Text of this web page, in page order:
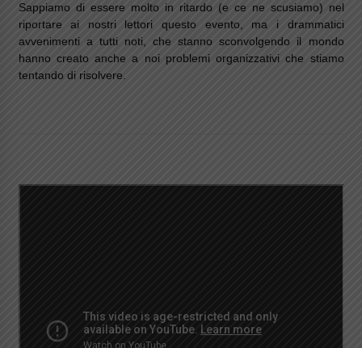
Sappiamo di essere molto in ritardo (e ce ne scusiamo) nel
riportare ai nostri lettori questo evento, ma i drammatici
avvenimenti a tutti noti, che stanno sconvolgendo il mondo
hanno creato anche a noi problemi organizzativi che stiamo
tentando di risolvere.